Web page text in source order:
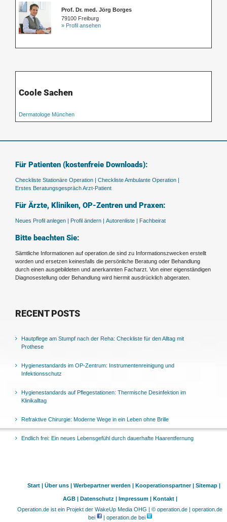
Prof. Dr. med. Jörg Borges
79100 Freiburg
» Profil ansehen
Coole Sachen
Dermatologe München
Für Patienten (kostenfreie Downloads):
Checkliste Stationäre Operation |
Checkliste Ambulante Operation |
Erstes Beratungsgespräch Arzt-Patient
Für Ärzte, Kliniken, OP-Zentren und Praxen:
Neues Profil anlegen | Profil ändern | Autorenliste | Fachbeirat
Bitte beachten Sie:
Sämtliche Informationen auf operation.de sind zu Informationszwecken erstellt
worden und ersetzen keinesfalls die persönliche Beratung oder Behandlung
durch einen ausgebildeten und anerkannten Facharzt. Von einer eigenständigen
Diagnosestellung oder Behandlung wird hiermit ausdrücklich abgeraten.
RECENT POSTS
Hautpflege am Stumpf nach der Reha: Checkliste für den Alltag mit
Prothese
Hygienestandards im OP-Zentrum: Instrumentenreinigung und
Infektionsschutz
Hygienestandards auf Pflegestationen: Thermische Desinfektion im
Klinikalltag
Refraktive Chirurgie: Moderne Wege in ein Leben ohne Brille
Endlich frei: Ein neues Lebensgefühl durch dauerhafte Haarentfernung
Start | Über uns | Werbepartner werden | Kooperationspartner | Sitemap |
AGB | Datenschutz | Impressum |
Kontakt |
Operation.de ist ein Projekt der WakeUp Media OHG | © operation.de | operation.de
bei
| operation.de bei